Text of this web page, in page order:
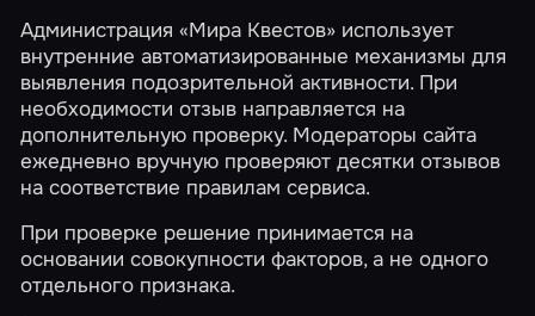
Администрация «Мира Квестов» использует
внутренние автоматизированные механизмы для
выявления подозрительной активности. При
необходимости отзыв направляется на
дополнительную проверку. Модераторы сайта
ежедневно вручную проверяют десятки отзывов
на соответствие правилам сервиса.
При проверке решение принимается на
основании совокупности факторов, а не одного
отдельного признака.